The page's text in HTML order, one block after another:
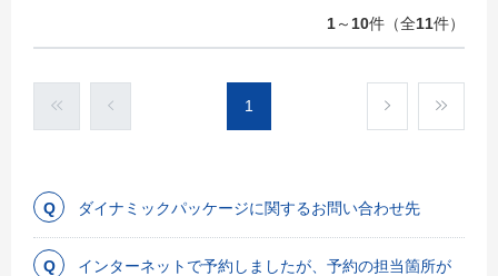
1～ 10件（全11件）
1
ダイナミックパッケージに関するお問い合わせ先
インターネットで予約しましたが、予約の担当箇所が